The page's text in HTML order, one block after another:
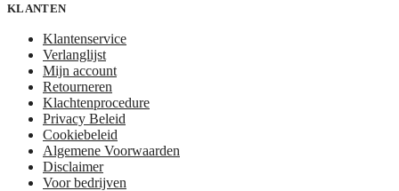
KLANTEN
Klantenservice
Verlanglijst
Mijn account
Retourneren
Klachtenprocedure
Privacy Beleid
Cookiebeleid
Algemene Voorwaarden
Disclaimer
Voor bedrijven